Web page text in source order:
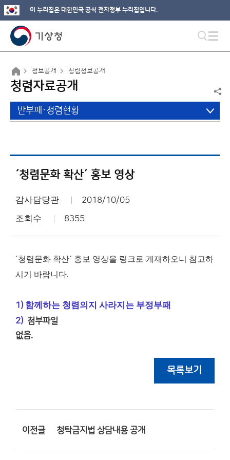
이 누리집은 대한민국 공식 전자정부 누리집입니다.
정보공개 청렴정보공개
청렴자료공개
반부패·청렴현황
´청렴문화 확산´ 홍보 영상
감사담당관 2018/10/05
조회수 8355
´청렴문화 확산´ 홍보 영상을 링크로 게재하오니 참고하
시기 바랍니다.
1) 함께하는 청렴의지 사라지는 부정부패
2) 첨부파일
없음.
목록보기
이전글 청탁금지법 상담내용 공개